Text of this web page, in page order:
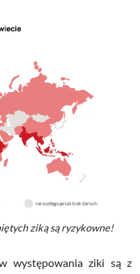
ziką są ryzykowne!
występowania ziki są z